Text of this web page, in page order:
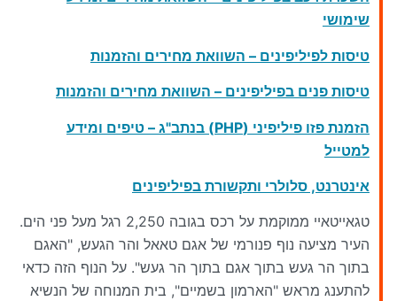
שימושי
טיסות לפיליפינים – השוואת מחירים והזמנות
טיסות פנים בפיליפינים – השוואת מחירים והזמנות
הזמנת פזו פיליפיני (PHP) בנתב"ג – טיפים ומידע
למטייל
אינטרנט, סלולרי ותקשורת בפיליפינים
טגאייטאיי ממוקמת על רכס בגובה 2,250 רגל מעל פני הים.
העיר מציעה נוף פנורמי של אגם טאאל והר הגעש, "האגם
בתוך הר געש בתוך אגם בתוך הר געש". על הנוף הזה כדאי
להתענג מראש "הארמון בשמיים", בית המנוחה של הנשיא